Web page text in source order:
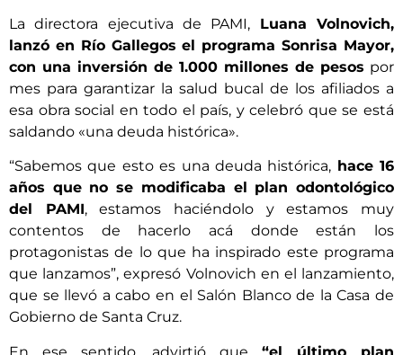
La directora ejecutiva de PAMI, Luana Volnovich,
lanzó en Río Gallegos el programa Sonrisa Mayor,
con una inversión de 1.000 millones de pesos por
mes para garantizar la salud bucal de los afiliados a
esa obra social en todo el país, y celebró que se está
saldando «una deuda histórica».
“Sabemos que esto es una deuda histórica, hace 16
años que no se modificaba el plan odontológico
del PAMI, estamos haciéndolo y estamos muy
contentos de hacerlo acá donde están los
protagonistas de lo que ha inspirado este programa
que lanzamos”, expresó Volnovich en el lanzamiento,
que se llevó a cabo en el Salón Blanco de la Casa de
Gobierno de Santa Cruz.
En ese sentido, advirtió que “el último plan